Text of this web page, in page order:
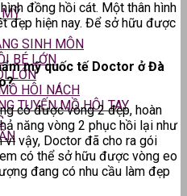
SINH MÔN
BÉ LỚN
LỚN
HÔI NÁCH
TUYẾN MỒ HÔI TAY
đồng hồi cát. Một thân hình
đẹp hiện nay. Để sở hữu được
mỹ quốc tế Doctor ở Đà
có được vòng 2 đẹp, hoàn
năng vòng 2 phục hồi lại như
vậy, Doctor đã cho ra gói
có thể sở hữu được vòng eo
đang có nhu cầu làm đẹp